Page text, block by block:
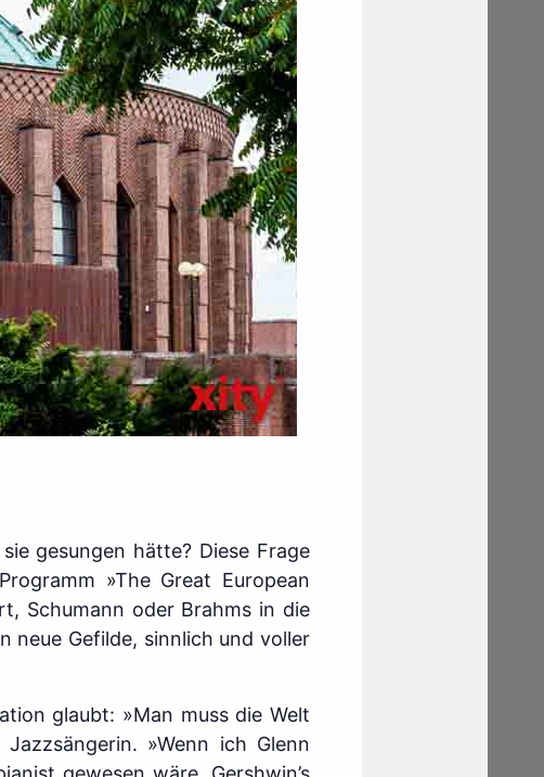
gesungen hätte? Diese Frage
»The Great European
Schumann oder Brahms in die
neue Gefilde, sinnlich und voller
glaubt: »Man muss die Welt
»Wenn ich Glenn